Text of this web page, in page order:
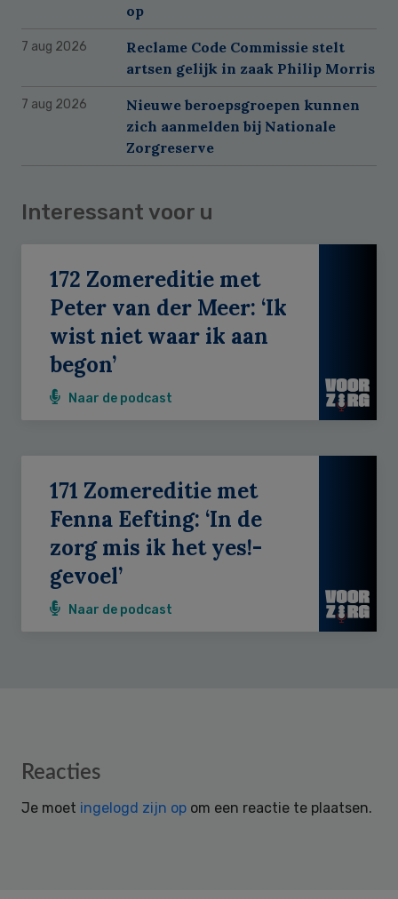
op
7 aug 2026
Reclame Code Commissie stelt
artsen gelijk in zaak Philip Morris
7 aug 2026
Nieuwe beroepsgroepen kunnen
zich aanmelden bij Nationale
Zorgreserve
Interessant voor u
172 Zomereditie met
Peter van der Meer: ‘Ik
wist niet waar ik aan
begon’
Naar de podcast
171 Zomereditie met
Fenna Eefting: ‘In de
zorg mis ik het yes!-
gevoel’
Naar de podcast
Reader
Reacties
Je moet ingelogd zijn op om een reactie te plaatsen.